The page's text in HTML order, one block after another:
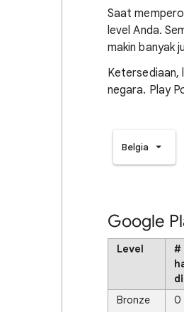
Saat
level Anda.
makin banyak
Ketersediaan,
negara. Play
Belgia
Google
Level
#
Bronze 0